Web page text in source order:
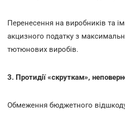
Перенесення на виробників та
акцизного податку з
тютюнових виробів.
3. Протидії «скруткам»,
Обмеження бюджетного